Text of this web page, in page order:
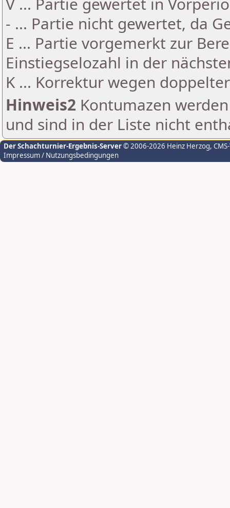
- ... Partie nicht gewertet, da
E ... Partie vorgemerkt zur
Einstiegselozahl in der
K ... Korrektur wegen
Hinweis2 Kontumazen
und sind in der Liste nicht
Der Schachturnier-Ergebnis-Server© 2006-2026 Heinz Herzog,
Impressum / Nutzungsbedingungen